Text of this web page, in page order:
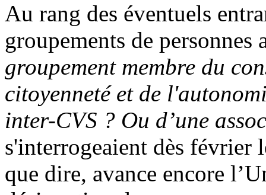
Au rang des éventuels
groupements de personnes
groupement membre du
citoyenneté et de
inter-CVS ? Ou d’une
s'interrogeaient dès février
que dire, avance encore